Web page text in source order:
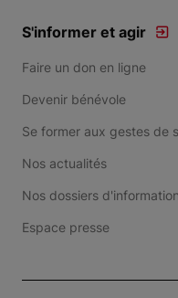
S'informer et agir
Faire un don en ligne
Devenir bénévole
Se former aux gestes de
Nos actualités
Nos dossiers d'information
Espace presse